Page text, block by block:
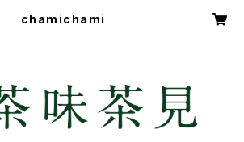
chamichami